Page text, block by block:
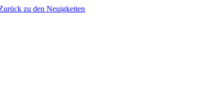
zu den Neuigkeiten